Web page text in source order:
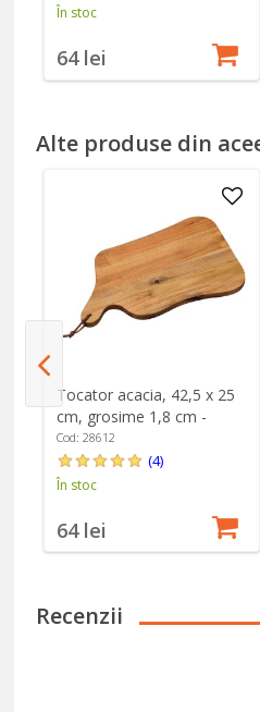
În stoc
64 lei
Alte produse din
Tocator acacia, 42,5 x 25
cm, grosime 1,8 cm -
Kesper
Cod: 28612
(4)
În stoc
64 lei
Recenzii